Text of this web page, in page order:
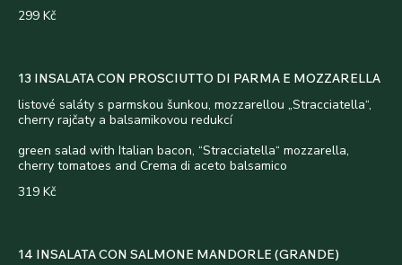
299 Kč
13 INSALATA CON PROSCIUTTO DI PARMA E MOZZARELLA
listové saláty s parmskou šunkou, mozzarellou „Stracciatella“,
cherry rajčaty a balsamikovou redukcí
green salad with Italian bacon, “Stracciatella“ mozzarella,
cherry tomatoes and Crema di aceto balsamico
319 Kč
14 INSALATA CON SALMONE MANDORLE (GRANDE)